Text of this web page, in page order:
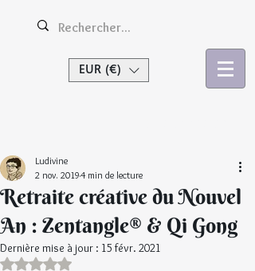
EUR (€)
Retraite créative du Nouvel
An : Zentangle® & Qi Gong
Ludivine
2 nov. 20194 min de lecture
Dernière mise à jour : 15 févr. 2021
Noté NaN étoiles sur 5.